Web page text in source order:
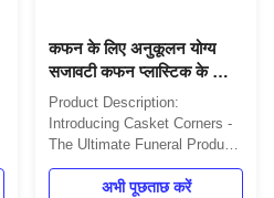
कफन के लिए अनुकूलन योग्य
सजावटी कफन प्लास्टिक के कोने
लंबे समय तक चलने वाले
Product Description:
Introducing Casket Corners -
The Ultimate Funeral Product
Casket Corners provide an
easy and stylish way to
अभी पूछताछ करें